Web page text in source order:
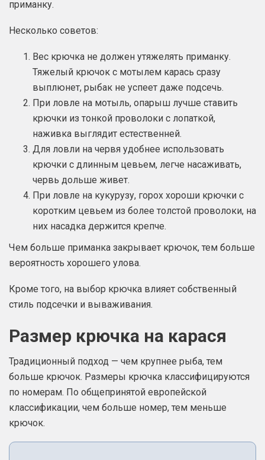
приманку.
Несколько советов:
Вес крючка не должен утяжелять приманку.
Тяжелый крючок с мотылем карась сразу
выплюнет, рыбак не успеет даже подсечь.
При ловле на мотыль, опарыш лучше ставить
крючки из тонкой проволоки с лопаткой,
наживка выглядит естественней.
Для ловли на червя удобнее использовать
крючки с длинным цевьем, легче насаживать,
червь дольше живет.
При ловле на кукурузу, горох хороши крючки с
коротким цевьем из более толстой проволоки, на
них насадка держится крепче.
Чем больше приманка закрывает крючок, тем больше
вероятность хорошего улова.
Кроме того, на выбор крючка влияет собственный
стиль подсечки и вываживания.
Размер крючка на карася
Традиционный подход — чем крупнее рыба, тем
больше крючок. Размеры крючка классифицируются
по номерам. По общепринятой европейской
классификации, чем больше номер, тем меньше
крючок.